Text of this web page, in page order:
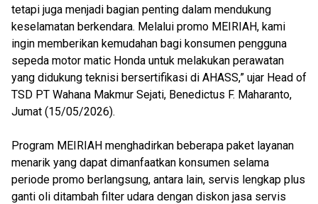
tetapi juga menjadi bagian penting dalam mendukung
keselamatan berkendara. Melalui promo MEIRIAH, kami
ingin memberikan kemudahan bagi konsumen pengguna
sepeda motor matic Honda untuk melakukan perawatan
yang didukung teknisi bersertifikasi di AHASS,” ujar Head of
TSD PT Wahana Makmur Sejati, Benedictus F. Maharanto,
Jumat (15/05/2026).
Program MEIRIAH menghadirkan beberapa paket layanan
menarik yang dapat dimanfaatkan konsumen selama
periode promo berlangsung, antara lain, servis lengkap plus
ganti oli ditambah filter udara dengan diskon jasa servis